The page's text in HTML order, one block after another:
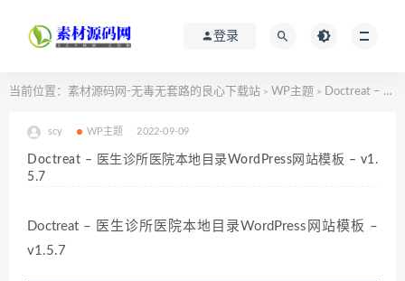
登录
当前位置： 素材源码网-无毒无套路的良心下载站 > WP主题 > Doctreat – 医生诊所医院本地目录WordPress网站模板 – v1.5.7
scy WP主题 2022-09-09
Doctreat – 医生诊所医院本地目录WordPress网站模板 – v1.
5.7
Doctreat – 医生诊所医院本地目录WordPress网站模板 –
v1.5.7